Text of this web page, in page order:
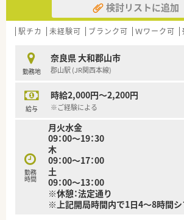
検討リストに追加
駅チカ 未経験可 ブランク可 Ｗワーク可
勤務地
奈良県 大和郡山市
郡山駅 (JR関西本線)
給与
時給2,000円～2,200円
※ご経験による
勤務
時間
月火水金
09：00～19：30
木
09：00～17：00
土
09：00～13：00
※休憩：法定通り
※上記開局時間内で1日4～8時間